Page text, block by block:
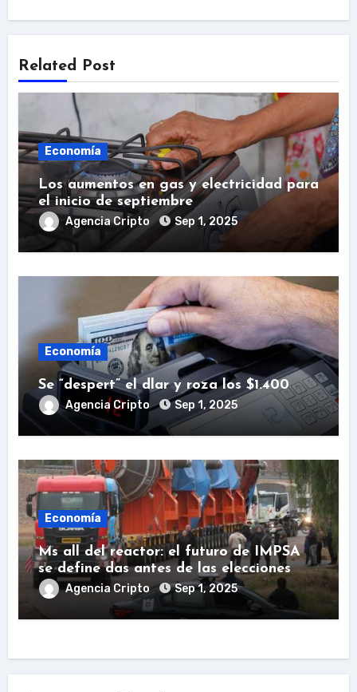
Related Post
Economía
Los aumentos en gas y electricidad para
el inicio de septiembre
Agencia Cripto Sep 1, 2025
Economía
Se “despert” el dlar y roza los $1.400
Agencia Cripto Sep 1, 2025
Economía
Ms all del reactor: el futuro de IMPSA
se define das antes de las elecciones
Agencia Cripto Sep 1, 2025